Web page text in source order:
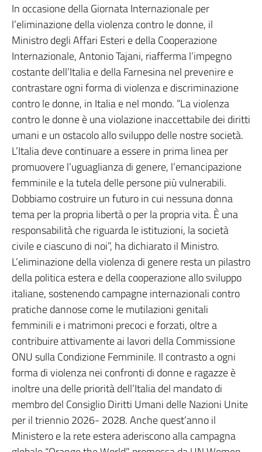
In occasione della Giornata Internazionale per
l’eliminazione della violenza contro le donne, il
Ministro degli Affari Esteri e della Cooperazione
Internazionale, Antonio Tajani, riafferma l’impegno
costante dell’Italia e della Farnesina nel prevenire e
contrastare ogni forma di violenza e discriminazione
contro le donne, in Italia e nel mondo. “La violenza
contro le donne è una violazione inaccettabile dei diritti
umani e un ostacolo allo sviluppo delle nostre società.
L’Italia deve continuare a essere in prima linea per
promuovere l’uguaglianza di genere, l’emancipazione
femminile e la tutela delle persone più vulnerabili.
Dobbiamo costruire un futuro in cui nessuna donna
tema per la propria libertà o per la propria vita. È una
responsabilità che riguarda le istituzioni, la società
civile e ciascuno di noi”, ha dichiarato il Ministro.
L’eliminazione della violenza di genere resta un pilastro
della politica estera e della cooperazione allo sviluppo
italiane, sostenendo campagne internazionali contro
pratiche dannose come le mutilazioni genitali
femminili e i matrimoni precoci e forzati, oltre a
contribuire attivamente ai lavori della Commissione
ONU sulla Condizione Femminile. Il contrasto a ogni
forma di violenza nei confronti di donne e ragazze è
inoltre una delle priorità dell’Italia del mandato di
membro del Consiglio Diritti Umani delle Nazioni Unite
per il triennio 2026- 2028. Anche quest’anno il
Ministero e la rete estera aderiscono alla campagna